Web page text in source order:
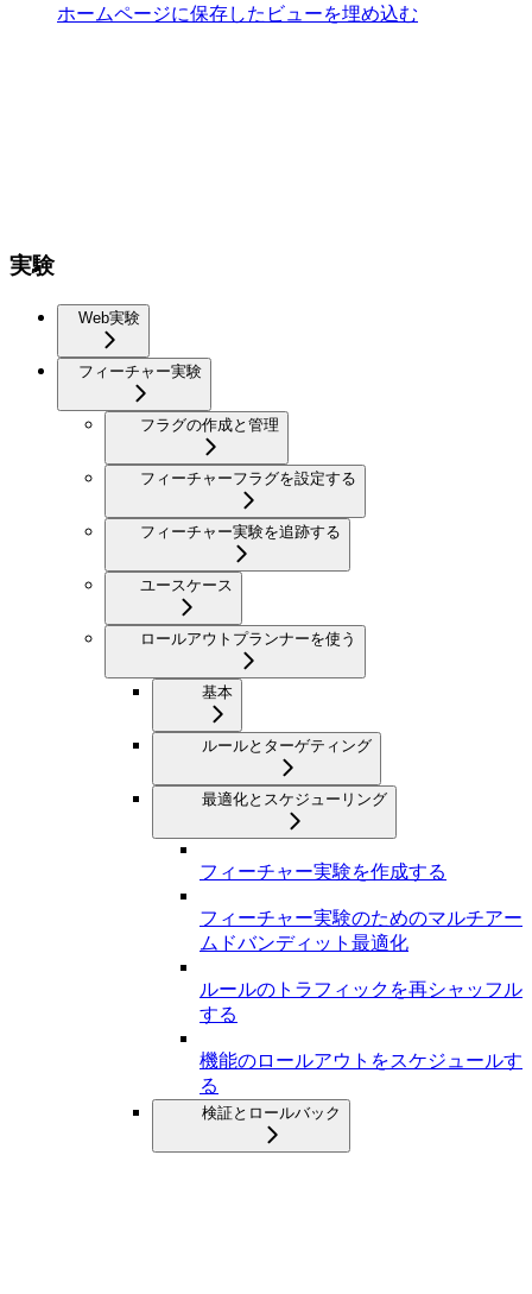
ホームページに保存したビューを埋め込む
実験
Web実験
フィーチャー実験
フラグの作成と管理
フィーチャーフラグを設定する
フィーチャー実験を追跡する
ユースケース
ロールアウトプランナーを使う
基本
ルールとターゲティング
最適化とスケジューリング
フィーチャー実験を作成する
フィーチャー実験のためのマルチアー
ムドバンディット最適化
ルールのトラフィックを再シャッフル
する
機能のロールアウトをスケジュールす
る
検証とロールバック